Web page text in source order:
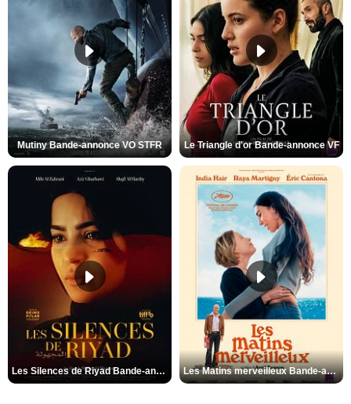
Mutiny Bande-annonce VO STFR Le Triangle d'or Bande-annonce VF
Les Silences de Riyad Bande-annonce VO STFR Les Matins merveilleux Bande-annonce VF